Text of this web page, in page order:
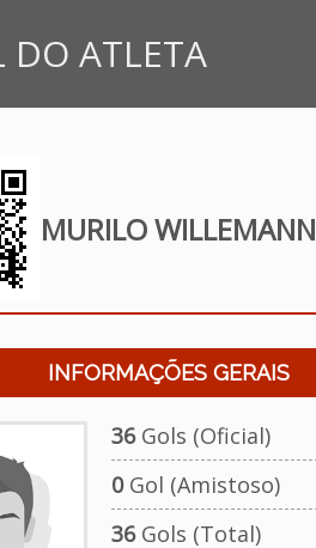
DO ATLETA
MURILO WILLEMANN
INFORMAÇÕES GERAIS
36Gols (Oficial)
0Gol (Amistoso)
36Gols (Total)